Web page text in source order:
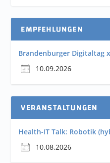
EMPFEHLUNGEN
Brandenburger Digitaltag
10.09.2026
VERANSTALTUNGEN
Health-IT Talk: Robotik
10.08.2026